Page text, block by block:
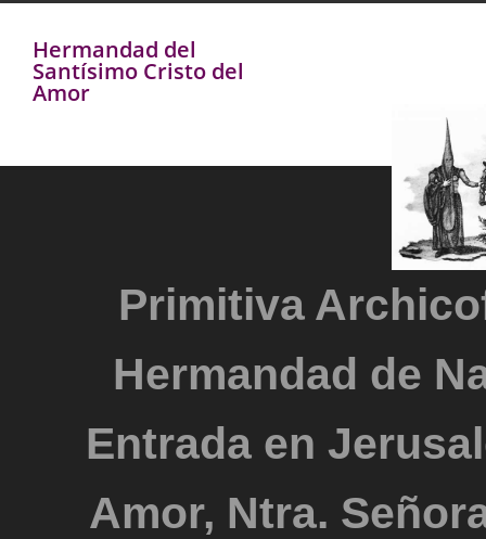
Hermandad del
Santísimo Cristo del
Amor
Primitiva
Hermandad de
Entrada en
Amor, Ntra.